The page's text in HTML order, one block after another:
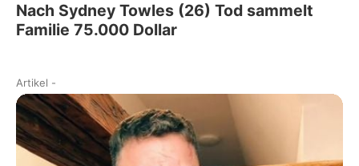
Nach Sydney Towles (26) Tod sammelt
Familie 75.000 Dollar
Artikel -